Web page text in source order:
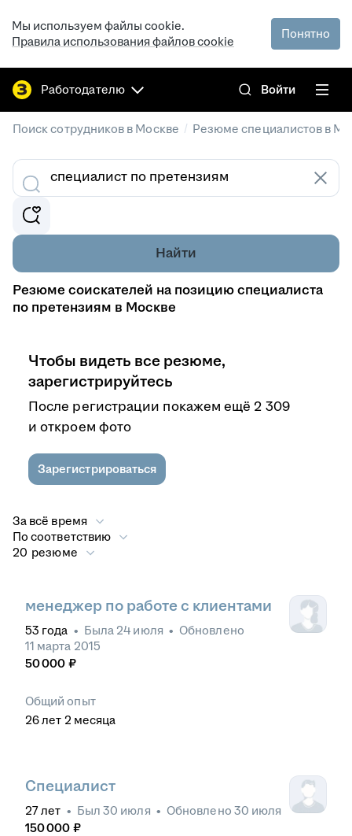
Мы используем файлы cookie.
Правила использования файлов cookie
Понятно
Работодателю Войти
Поиск сотрудников в Москве / Резюме специалистов в
Найти
Резюме соискателей на позицию специалиста
по претензиям в Москве
Чтобы видеть все резюме,
зарегистрируйтесь
После регистрации покажем ещё 2 309
и откроем фото
Зарегистрироваться
За всё время
По соответствию
20 резюме
менеджер по работе с клиентами
53 года • Была 24 июля • Обновлено
11 марта 2015
50 000 ₽
Общий опыт
26лет 2 месяца
Специалист
27лет • Был 30 июля • Обновлено 30 июля
150 000 ₽